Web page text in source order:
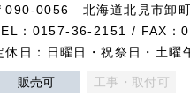
090-0056 北海道北見市卸
：0157-36-2151 / FAX
休日：日曜日・祝祭日・土曜
販売可 工事・取付可